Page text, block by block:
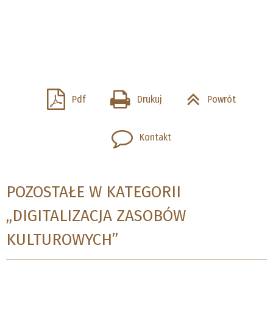
Pdf Drukuj Powrót
Kontakt
POZOSTAŁE W KATEGORII
„DIGITALIZACJA ZASOBÓW
KULTUROWYCH”